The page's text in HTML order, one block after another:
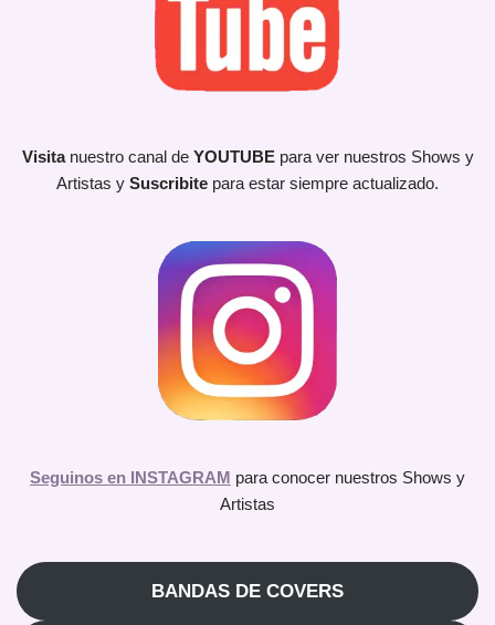
Visita nuestro canal de YOUTUBEpara ver nuestros Shows y
Artistas y Suscribite para estar siempre actualizado.
Seguinos en INSTAGRAM para conocer nuestros Shows y
Artistas
BANDAS DE COVERS